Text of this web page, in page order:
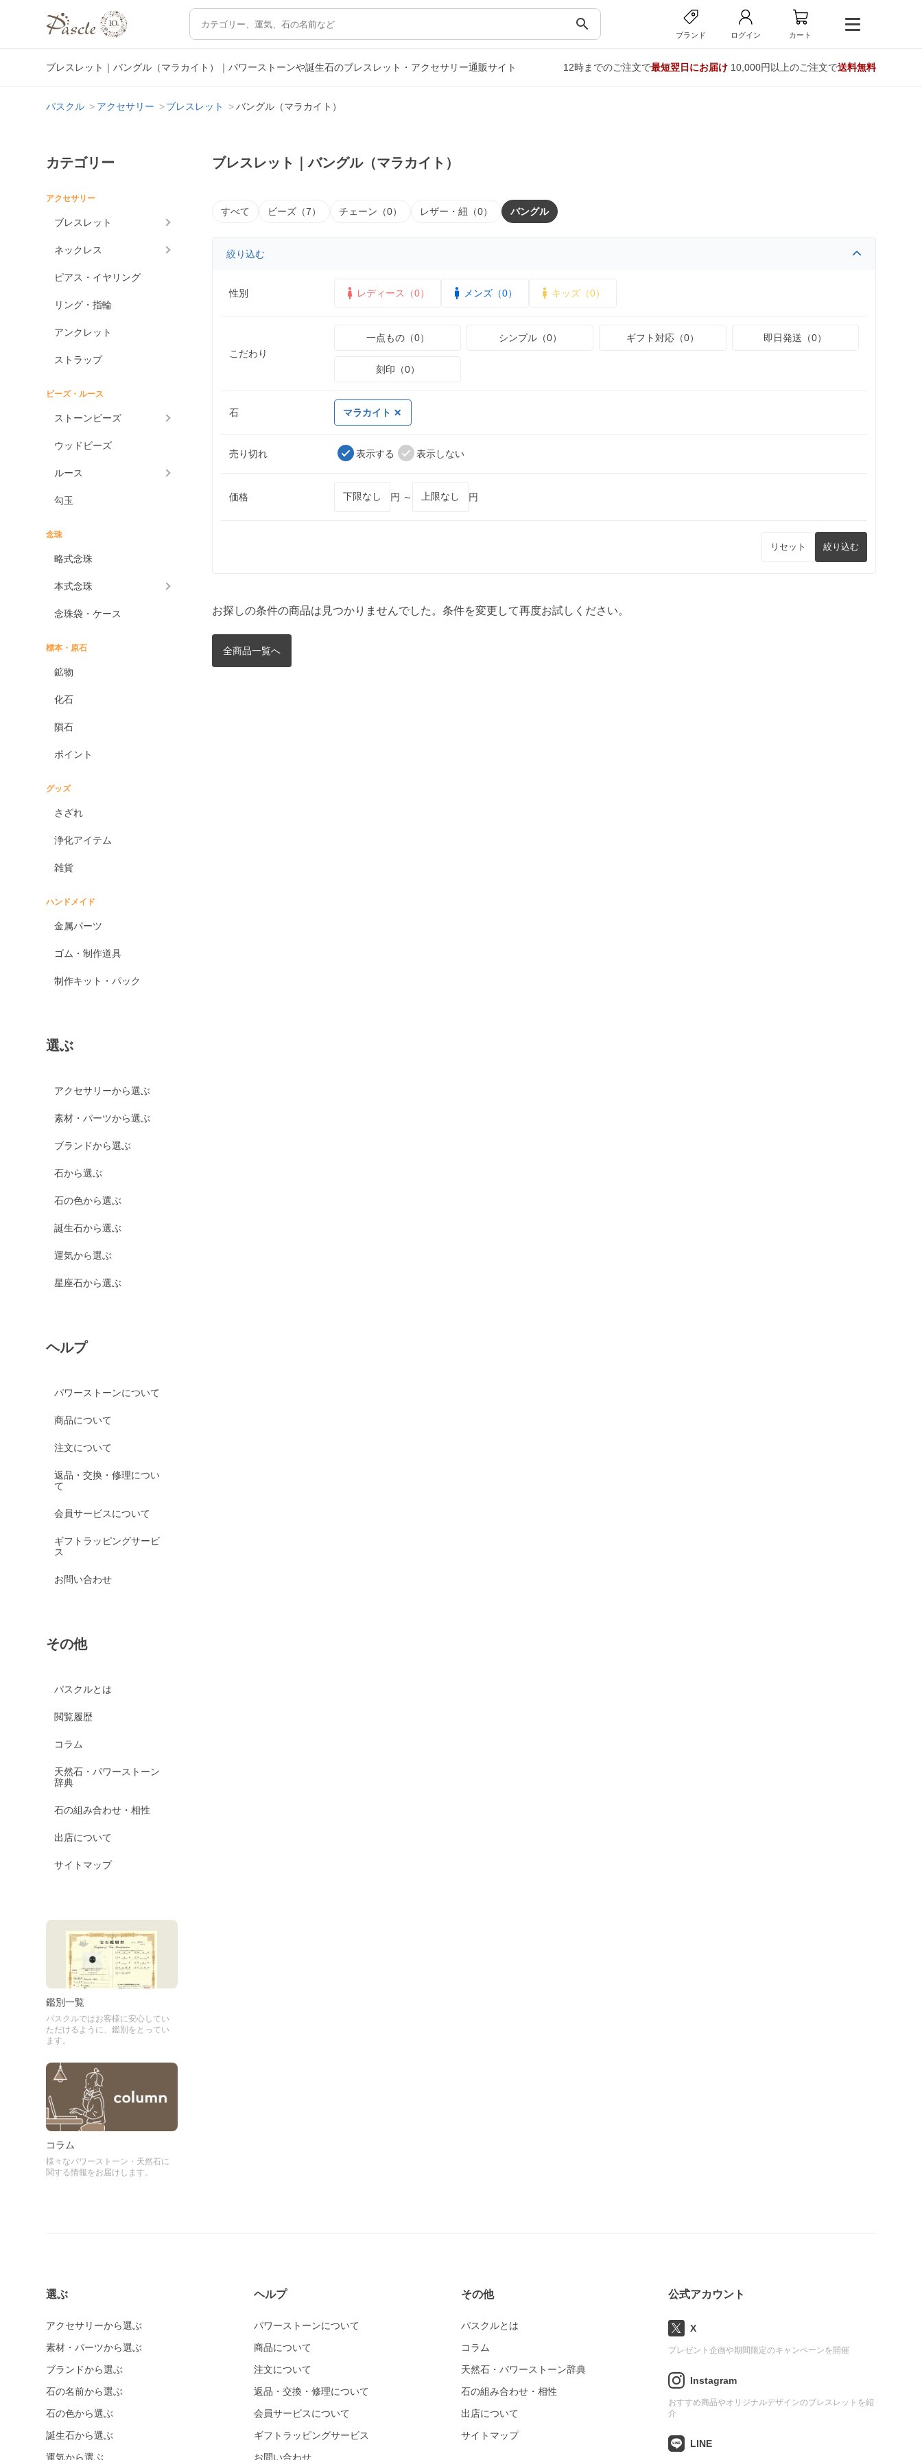
search
ブランド ログイン カート
ブレスレット｜バングル（マラカイト）｜パワーストーンや誕生石のブレスレット・アクセサリー通販サイト 12時までのご注文で最短翌日にお届け10,000円以上のご注文で送料無料
パスクル アクセサリー ブレスレット バングル（マラカイト）
カテゴリー
アクセサリー
ブレスレット
ネックレス
ピアス・イヤリング
リング・指輪
アンクレット
ストラップ
ビーズ・ルース
ストーンビーズ
ウッドビーズ
ルース
勾玉
念珠
略式念珠
本式念珠
念珠袋・ケース
標本・原石
鉱物
化石
隕石
ポイント
グッズ
さざれ
浄化アイテム
雑貨
ハンドメイド
金属パーツ
ゴム・制作道具
制作キット・パック
選ぶ
アクセサリーから選ぶ
素材・パーツから選ぶ
ブランドから選ぶ
石から選ぶ
石の色から選ぶ
誕生石から選ぶ
運気から選ぶ
星座石から選ぶ
ヘルプ
パワーストーンについて
商品について
注文について
返品・交換・修理につい
て
会員サービスについて
ギフトラッピングサービ
ス
お問い合わせ
その他
パスクルとは
閲覧履歴
コラム
天然石・パワーストーン
辞典
石の組み合わせ・相性
出店について
サイトマップ
鑑別一覧
パスクルではお客様に安心してい
ただけるように、鑑別をとってい
ます。
コラム
様々なパワーストーン・天然石に
関する情報をお届けします。
ブレスレット｜バングル（マラカイト）
すべて ビーズ（7） チェーン（0） レザー・紐（0） バングル
絞り込む
性別 レディース（0） メンズ（0） キッズ（0）
こだわり
一点もの（0） シンプル（0） ギフト対応（0） 即日発送（0）
刻印（0）
石 マラカイト
売り切れ 表示する 表示しない
価格 円 ～ 円
リセット 絞り込む
お探しの条件の商品は見つかりませんでした。条件を変更して再度お試しください。
全商品一覧へ
選ぶ
アクセサリーから選ぶ
素材・パーツから選ぶ
ブランドから選ぶ
石の名前から選ぶ
石の色から選ぶ
誕生石から選ぶ
運気から選ぶ
ヘルプ
パワーストーンについて
商品について
注文について
返品・交換・修理について
会員サービスについて
ギフトラッピングサービス
お問い合わせ
その他
パスクルとは
コラム
天然石・パワーストーン辞典
石の組み合わせ・相性
出店について
サイトマップ
公式アカウント
X
プレゼント企画や期間限定のキャンペーンを開催
Instagram
おすすめ商品やオリジナルデザインのブレスレットを紹
介
LINE